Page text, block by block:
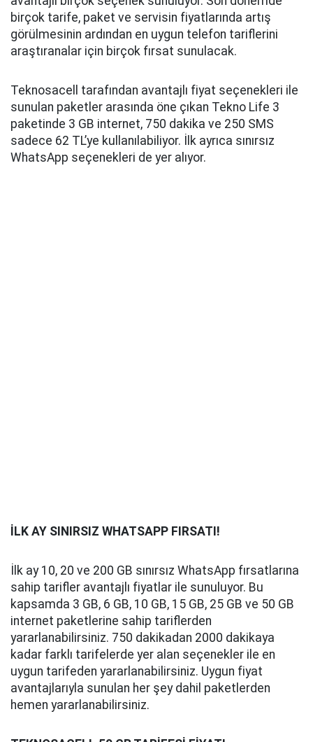
birçok tarife, paket ve servisin fiyatlarında artış
görülmesinin ardından en uygun telefon tariflerini
araştıranalar için birçok fırsat sunulacak.
Teknosacell tarafından avantajlı fiyat seçenekleri ile
sunulan paketler arasında öne çıkan Tekno Life 3
paketinde 3 GB internet, 750 dakika ve 250 SMS
sadece 62 TL’ye kullanılabiliyor. İlk ayrıca sınırsız
WhatsApp seçenekleri de yer alıyor.
İLK AY SINIRSIZ WHATSAPP FIRSATI!
İlk ay 10, 20 ve 200 GB sınırsız WhatsApp fırsatlarına
sahip tarifler avantajlı fiyatlar ile sunuluyor. Bu
kapsamda 3 GB, 6 GB, 10 GB, 15 GB, 25 GB ve 50 GB
internet paketlerine sahip tariflerden
yararlanabilirsiniz. 750 dakikadan 2000 dakikaya
kadar farklı tarifelerde yer alan seçenekler ile en
uygun tarifeden yararlanabilirsiniz. Uygun fiyat
avantajlarıyla sunulan her şey dahil paketlerden
hemen yararlanabilirsiniz.